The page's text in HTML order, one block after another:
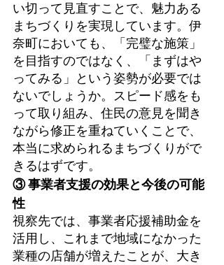
い切って見直すことで、魅力ある
まちづくりを実現しています。伊
奈町においても、「完璧な施策」
を目指すのではなく、「まずはや
ってみる」という姿勢が必要では
ないでしょうか。スピード感をも
って取り組み、住民の意見を聞き
ながら修正を重ねていくことで、
本当に求められるまちづくりがで
きるはずです。
③ 事業者支援の効果と今後の可能
性
視察先では、事業者応援補助金を
活用し、これまで地域になかった
業種の店舗が増えたことが、大き